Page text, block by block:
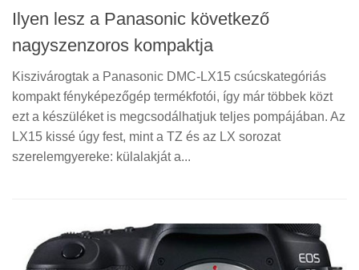
Ilyen lesz a Panasonic következő
nagyszenzoros kompaktja
Kiszivárogtak a Panasonic DMC-LX15 csúcskategóriás
kompakt fényképezőgép termékfotói, így már többek közt
ezt a készüléket is megcsodálhatjuk teljes pompájában. Az
LX15 kissé úgy fest, mint a TZ és az LX sorozat
szerelemgyereke: külalakját a...